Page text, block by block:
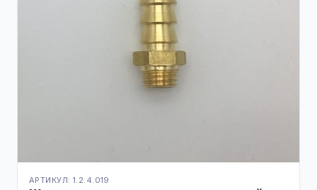
АРТИКУЛ: 1.2.4.019